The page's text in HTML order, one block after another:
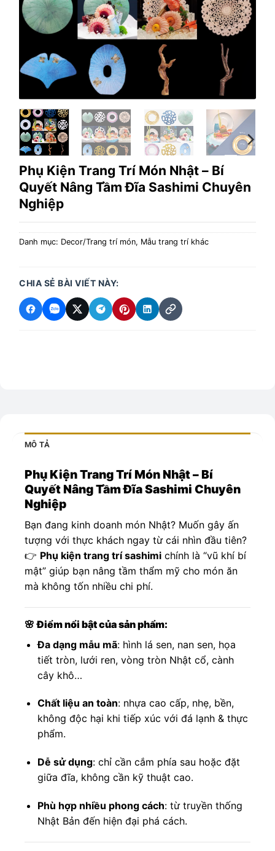
Phụ Kiện Trang Trí Món Nhật – Bí
Quyết Nâng Tầm Đĩa Sashimi Chuyên
Nghiệp
Danh mục: Decor/Trang trí món, Mẫu trang trí khác
CHIA SẺ BÀI VIẾT NÀY:
MÔ TẢ
Phụ Kiện Trang Trí Món Nhật – Bí
Quyết Nâng Tầm Đĩa Sashimi Chuyên
Nghiệp
Bạn đang kinh doanh món Nhật? Muốn gây ấn
tượng với thực khách ngay từ cái nhìn đầu tiên?
👉 Phụ kiện trang trí sashimi chính là “vũ khí bí
mật” giúp bạn nâng tầm thẩm mỹ cho món ăn
mà không tốn nhiều chi phí.
🌸Điểm nổi bật của sản phẩm:
Đa dạng mẫu mã: hình lá sen, nan sen, họa
tiết tròn, lưới ren, vòng tròn Nhật cổ, cành
cây khô…
Chất liệu an toàn: nhựa cao cấp, nhẹ, bền,
không độc hại khi tiếp xúc với đá lạnh & thực
phẩm.
Dễ sử dụng: chỉ cần cắm phía sau hoặc đặt
giữa đĩa, không cần kỹ thuật cao.
Phù hợp nhiều phong cách: từ truyền thống
Nhật Bản đến hiện đại phá cách.